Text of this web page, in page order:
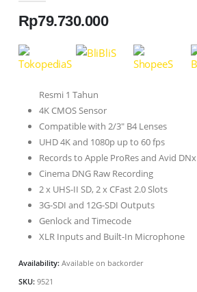
Rp79.730.000
Resmi 1 Tahun
4K CMOS Sensor
Compatible with 2/3″ B4 Lenses
UHD 4K and 1080p up to 60 fps
Records to Apple ProRes and Avid DNx
Cinema DNG Raw Recording
2 x UHS-II SD, 2 x CFast 2.0 Slots
3G-SDI and 12G-SDI Outputs
Genlock and Timecode
XLR Inputs and Built-In Microphone
Availability: Available on backorder
SKU: 9521